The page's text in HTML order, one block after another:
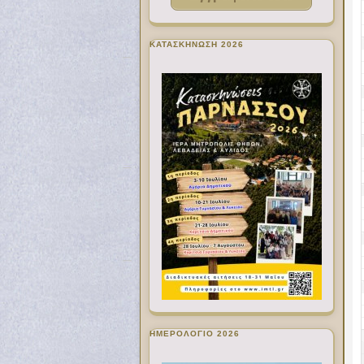
ΚΑΤΑΣΚΗΝΩΣΗ 2026
ΗΜΕΡΟΛΟΓΙΟ 2026